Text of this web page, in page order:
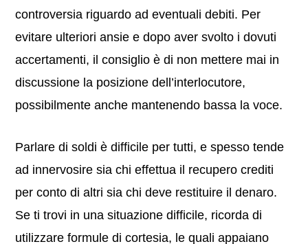
controversia riguardo ad eventuali debiti. Per
evitare ulteriori ansie e dopo aver svolto i dovuti
accertamenti, il consiglio è di non mettere mai in
discussione la posizione dell’interlocutore,
possibilmente anche mantenendo bassa la voce.
Parlare di soldi è difficile per tutti, e spesso tende
ad innervosire sia chi effettua il recupero crediti
per conto di altri sia chi deve restituire il denaro.
Se ti trovi in una situazione difficile, ricorda di
utilizzare formule di cortesia, le quali appaiano